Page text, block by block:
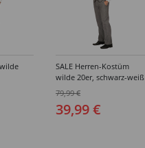
SALE Herren-Kostüm
wilde 20er, schwarz-weiß
- Verschiedene Größen
(48-64)
79,99 €
39,99 €